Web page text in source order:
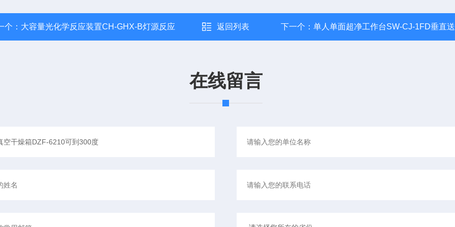
个： 大容量光化学反应装置CH-GHX-B灯源反应 返回列表 下一个： 单人单面超净工作台SW-CJ-1FD垂直
在线留言